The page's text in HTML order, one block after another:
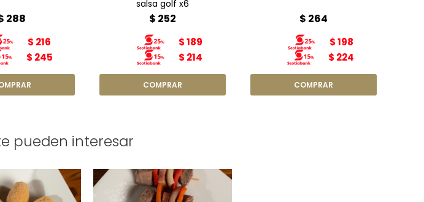
288
$ 216
$ 245
salsa golf x6
$ 252
$189
$ 214
$ 264
$198
$ 224
pueden interesar